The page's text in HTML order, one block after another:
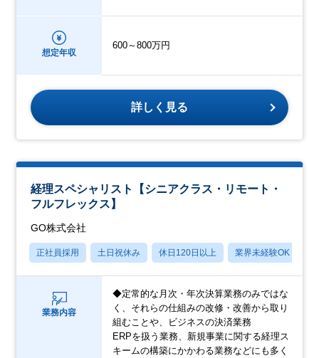
想定年収
600～800万円
詳しく見る
経理スペシャリスト【シニアクラス・リモート・
フルフレックス】
GO株式会社
正社員採用 土日祝休み 休日120日以上 業界未経験OK
業務内容
◆定常的な月次・年次決算業務のみではな
く、それらの仕組みの改修・改善から取り
組むことや、ビジネスの決済業務
ERPを扱う業務、新規事業に関する経理ス
キームの構築にかかわる業務などにも多く